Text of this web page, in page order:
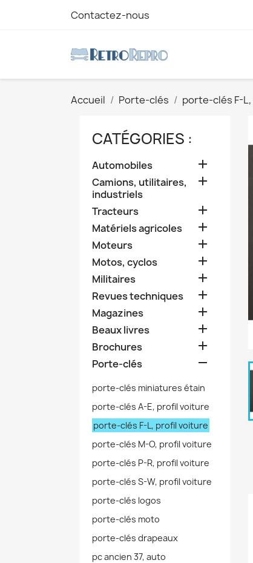
Contactez-nous
Accueil Porte-clés porte-clés F-
CATÉGORIES :
Automobiles 
Camions, utilitaires,
industriels

Tracteurs 
Matériels agricoles 
Moteurs 
Motos, cyclos 
Militaires 
Revues techniques 
Magazines 
Beaux livres 
Brochures 
Porte-clés 
porte-clés miniatures étain
porte-clés A-E, profil voiture
porte-clés F-L, profil voiture
porte-clés M-O, profil voiture
porte-clés P-R, profil voiture
porte-clés S-W, profil voiture
porte-clés logos
porte-clés moto
porte-clés drapeaux
pc ancien 37, auto